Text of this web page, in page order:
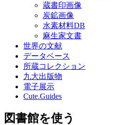
蔵書印画像
炭鉱画像
水素材料DB
麻生家文書
世界の文献
データベース
所蔵コレクション
九大出版物
電子展示
Cute.Guides
図書館を使う